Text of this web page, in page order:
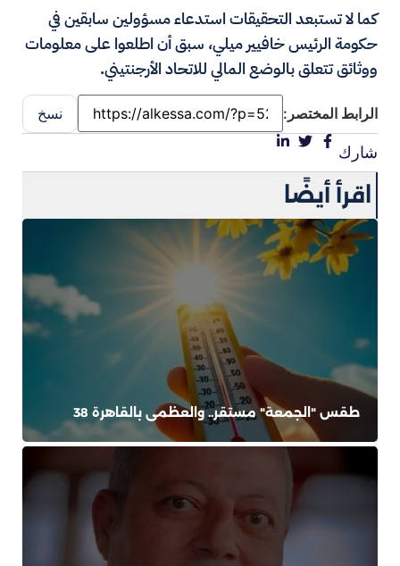
كما لا تستبعد التحقيقات استدعاء مسؤولين سابقين في
حكومة الرئيس خافيير ميلي، سبق أن اطلعوا على معلومات
ووثائق تتعلق بالوضع المالي للاتحاد الأرجنتيني.
الرابط المختصر: نسخ
شارك
اقرأ أيضًا
طقس "الجمعة" مستقر.. والعظمى بالقاهرة 38